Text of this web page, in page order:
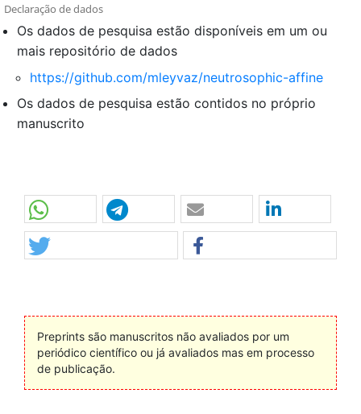
Declaração de dados
Os dados de pesquisa estão disponíveis em um ou
mais repositório de dados
https://github.com/mleyvaz/neutrosophic-affine
Os dados de pesquisa estão contidos no próprio
manuscrito
Preprints são manuscritos não avaliados por um
periódico científico ou já avaliados mas em processo
de publicação.